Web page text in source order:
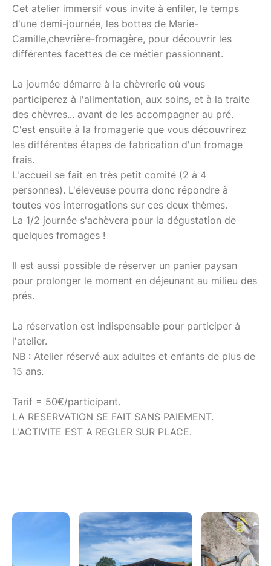
Cet atelier immersif vous invite à enfiler, le temps
d'une demi-journée, les bottes de Marie-
Camille,chevrière-fromagère, pour découvrir les
différentes facettes de ce métier passionnant.
La journée démarre à la chèvrerie où vous
participerez à l'alimentation, aux soins, et à la traite
des chèvres... avant de les accompagner au pré.
C'est ensuite à la fromagerie que vous découvrirez
les différentes étapes de fabrication d'un fromage
frais.
L'accueil se fait en très petit comité (2 à 4
personnes). L'éleveuse pourra donc répondre à
toutes vos interrogations sur ces deux thèmes.
La 1/2 journée s'achèvera pour la dégustation de
quelques fromages !
Il est aussi possible de réserver un panier paysan
pour prolonger le moment en déjeunant au milieu des
prés.
La réservation est indispensable pour participer à
l'atelier.
NB : Atelier réservé aux adultes et enfants de plus de
15 ans.
Tarif = 50€/participant.
LA RESERVATION SE FAIT SANS PAIEMENT.
L'ACTIVITE EST A REGLER SUR PLACE.